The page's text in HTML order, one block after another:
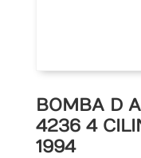
BOMBA D
4236 4
1994